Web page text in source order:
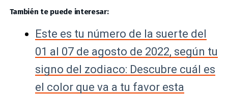
También te puede interesar:
Este es tu número de la suerte del
01 al 07 de agosto de 2022, según tu
signo del zodiaco: Descubre cuál es
el color que va a tu favor esta